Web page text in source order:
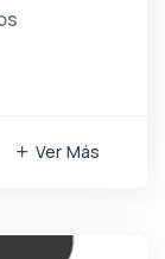
Ver Más